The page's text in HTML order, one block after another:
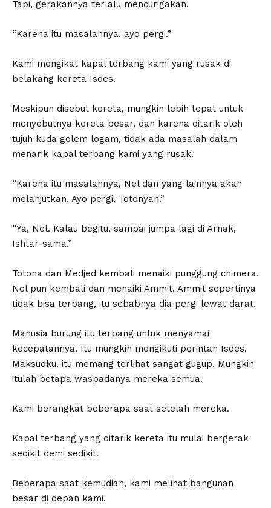
Tapi, gerakannya terlalu mencurigakan.
“Karena itu masalahnya, ayo pergi.”
Kami mengikat kapal terbang kami yang rusak di
belakang kereta Isdes.
Meskipun disebut kereta, mungkin lebih tepat untuk
menyebutnya kereta besar, dan karena ditarik oleh
tujuh kuda golem logam, tidak ada masalah dalam
menarik kapal terbang kami yang rusak.
“Karena itu masalahnya, Nel dan yang lainnya akan
melanjutkan. Ayo pergi, Totonyan.”
“Ya, Nel. Kalau begitu, sampai jumpa lagi di Arnak,
Ishtar-sama.”
Totona dan Medjed kembali menaiki punggung chimera.
Nel pun kembali dan menaiki Ammit. Ammit sepertinya
tidak bisa terbang, itu sebabnya dia pergi lewat darat.
Manusia burung itu terbang untuk menyamai
kecepatannya. Itu mungkin mengikuti perintah Isdes.
Maksudku, itu memang terlihat sangat gugup. Mungkin
itulah betapa waspadanya mereka semua.
Kami berangkat beberapa saat setelah mereka.
Kapal terbang yang ditarik kereta itu mulai bergerak
sedikit demi sedikit.
Beberapa saat kemudian, kami melihat bangunan
besar di depan kami.